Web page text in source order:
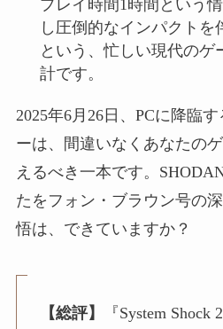
プレイ時間1時間という
し圧倒的なインパクトを
という、忙しい現代のゲ
計です。
2025年6月26日、PCに降臨
ーは、間違いなくあなたの
えるべき一本です。
たをフォン・ブラウン号の
悟は、できていますか？
【総評】
『System Shock